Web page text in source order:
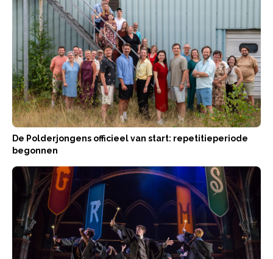
De Polderjongens officieel van start: repetitieperiode
begonnen